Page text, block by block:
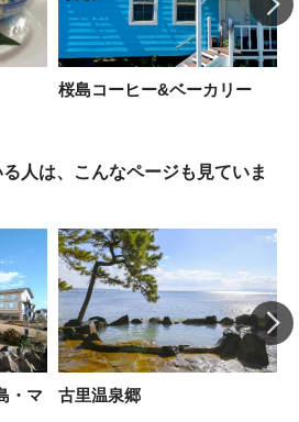
桜島コーヒー&ベーカリー
人は、こんなページも見ていま
・マ
古里温泉郷